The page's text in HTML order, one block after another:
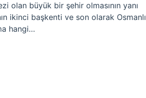
olan büyük bir şehir olmasının yanı
ikinci başkenti ve son olarak Osmanlı
hangi…